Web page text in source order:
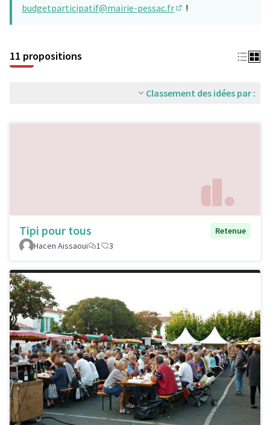
budgetparticipatif@mairie-pessac.fr
!
11 propositions
Classement des idées par :
Tipi pour tous
Retenue
Hacen Aissaoui
1 3